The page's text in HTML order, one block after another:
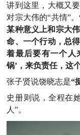
讲到这里，大概又
对宗大伟的“共情”。
某种意义上和宗大
命、一个行动，总
着最后要有一个人
锅’，来负责任，这
张子贤说饶晓志是“
史册则说，全程在
人”。